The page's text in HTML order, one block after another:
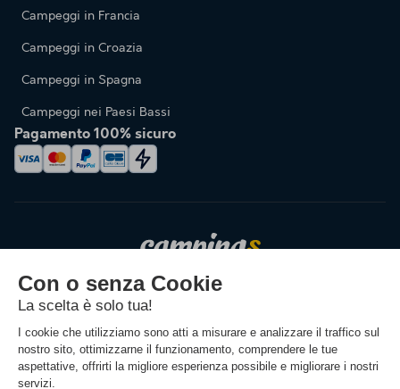
Campeggi in Francia
Campeggi in Croazia
Campeggi in Spagna
Campeggi nei Paesi Bassi
Pagamento 100% sicuro
Cambiare la lingua